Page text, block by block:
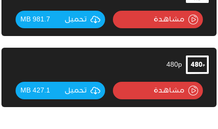
مشاهدة تحميل 981.7 MB
480p
مشاهدة تحميل 427.1 MB